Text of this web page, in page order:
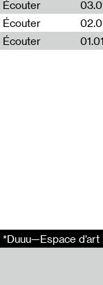
Écouter
Écouter
Écouter
*Duuu—Espace